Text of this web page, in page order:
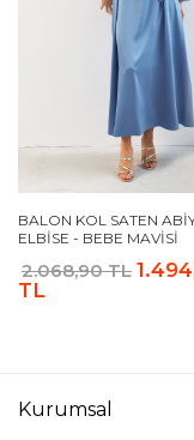
BALON KOL SATEN
ELBISE - BEBE MAVISI
2.068,90 TL
TL
Kurumsal